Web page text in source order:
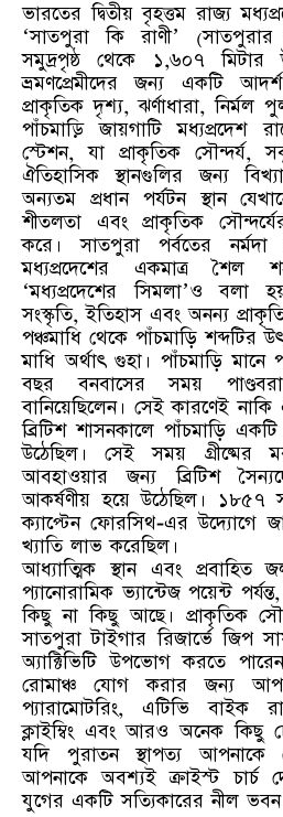
ভারতের দ্বিতীয় বৃহত্তম রাজ্য
‘সাতপুরা কি রাণী’ (সাতপুরার
সমুদ্রপৃষ্ঠ থেকে ১,৬০৭ মিটার
ভ্রমণপ্রেমীদের জন্য একটি
প্রাকৃতিক দৃশ্য, ঝর্ণাধারা,
পাঁচমাড়ি জায়গাটি মধ্যপ্রদেশ
স্টেশন, যা প্রাকৃতিক
ঐতিহাসিক স্থানগুলির জন্য
অন্যতম প্রধান পর্যটন স্থান
শীতলতা এবং প্রাকৃতিক
করে। সাতপুরা পর্বতের
মধ্যপ্রদেশের একমাত্র শৈল
‘মধ্যপ্রদেশের সিমলা’ও বলা
সংস্কৃতি, ইতিহাস এবং অনন্য
পঞ্চমাধি থেকে পাঁচমাড়ি শব্দটির
মাধি অর্থাৎ গুহা। পাঁচমাড়ি মানে
বছর বনবাসের সময়
বানিয়েছিলেন। সেই কারণেই নাকি
ব্রিটিশ শাসনকালে পাঁচমাড়ি
উঠেছিল। সেই সময় গ্রীষ্মের
আবহাওয়ার জন্য ব্রিটিশ
আকর্ষণীয় হয়ে উঠেছিল। ১৮৫৭
ক্যাপ্টেন ফোরসিথ-এর উদ্যোগে
খ্যাতি লাভ করেছিল।
আধ্যাত্মিক স্থান এবং
প্যানোরামিক ভ্যান্টেজ পয়েন্ট
কিছু না কিছু আছে। প্রাকৃতিক
সাতপুরা টাইগার রিজার্ভে জিপ
অ্যাক্টিভিটি উপভোগ করতে
রোমাঞ্চ যোগ করার জন্য আপনি
প্যারামোটরিং, এটিভি বাইক
ক্লাইম্বিং এবং আরও অনেক কিছু
যদি পুরাতন স্থাপত্য আপনাকে
আপনাকে অবশ্যই ক্রাইস্ট চার্চ
যুগের একটি সত্যিকারের নীল